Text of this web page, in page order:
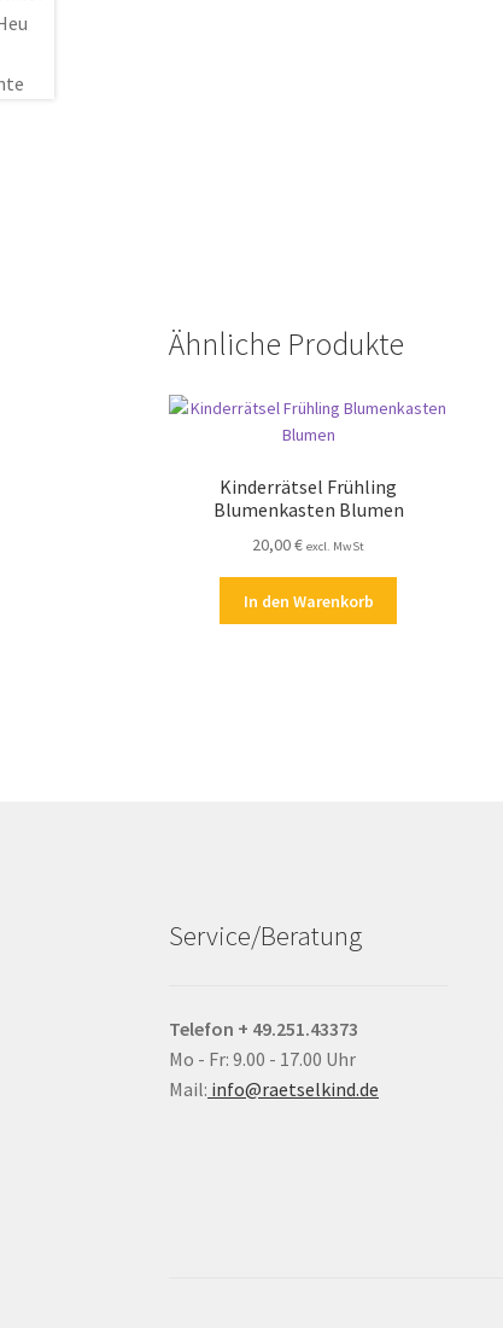
Ähnliche Produkte
Kinderrätsel Frühling
Blumenkasten Blumen
20,00€ excl. MwSt
In den Warenkorb
Service/Beratung
Telefon + 49.251.43373
Mo - Fr: 9.00 - 17.00 Uhr
Mail: info@raetselkind.de